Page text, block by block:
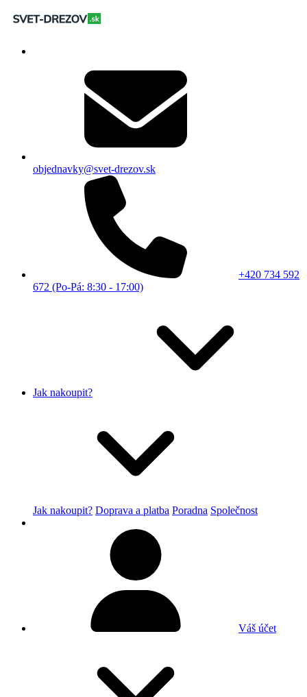
objednavky@svet-drezov.sk
+420 734 592
672 (Po-Pá: 8:30 - 17:00)
Jak nakoupit?
Jak nakoupit? Doprava a platba Poradna Společnost
Váš účet